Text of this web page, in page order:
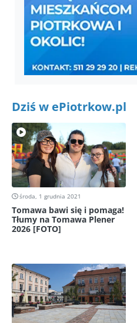
Dziś w ePiotrkow.pl
środa, 1 grudnia 2021
Tomawa bawi się i pomaga!
Tłumy na Tomawa Plener
2026 [FOTO]